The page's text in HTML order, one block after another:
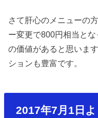
さて肝心のメニューの
ー変更で800円相当と
の価値があると思いま
ションも豊富です。
2017年7月1日